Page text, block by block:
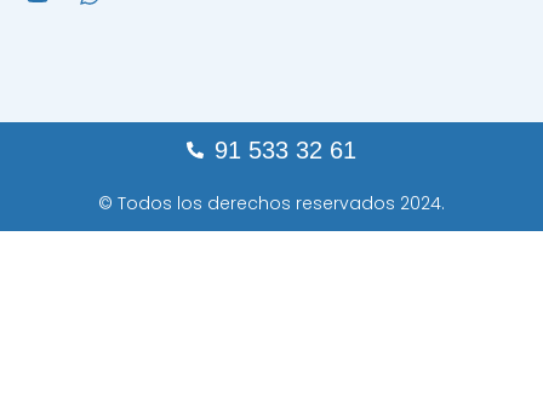
91 533 32 61
© Todos los derechos reservados 2024.